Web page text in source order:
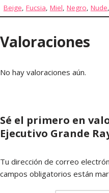
Beige, Fucsia, Miel, Negro, Nude,
Valoraciones
No hay valoraciones aún.
Sé el primero en
Ejecutivo Grande
Tu dirección de correo
campos obligatorios están